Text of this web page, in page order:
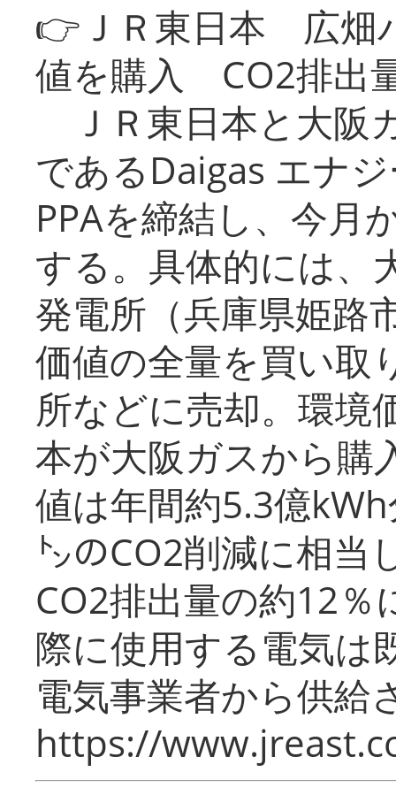
👉ＪＲ東日本 広畑
値を購入 CO2排出
ＪＲ東日本と大阪
であるDaigas エナ
PPAを締結し、今月
する。具体的には、
発電所（兵庫県姫路
価値の全量を買い取
所などに売却。環境
本が大阪ガスから購
値は年間約5.3億
㌧のCO2削減に相当
CO2排出量の約12％
際に使用する電気は
電気事業者から供給
https://